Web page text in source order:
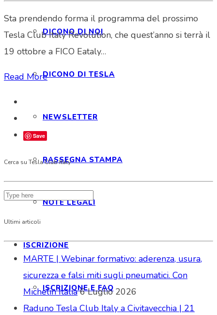
DICONO DI NOI
DICONO DI TESLA
NEWSLETTER
RASSEGNA STAMPA
NOTE LEGALI
ISCRIZIONE
ISCRIZIONE E FAQ
Sta prendendo forma il programma del prossimo
Tesla Club Italy Revolution, che quest’anno si terrà il
19 ottobre a FICO Eataly…
Read More
Save
Cerca su Tesla Club Italy
Ultimi articoli
MARTE | Webinar formativo: aderenza, usura,
sicurezza e falsi miti sugli pneumatici. Con
Michelin Italia 6 Luglio 2026
Raduno Tesla Club Italy a Civitavecchia | 21